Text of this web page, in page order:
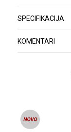
SPECIFIKACIJA
KOMENTARI